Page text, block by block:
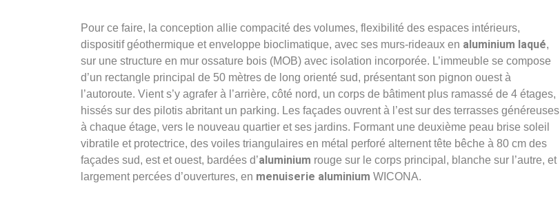
Pour ce faire, la conception allie compacité des volumes, flexibilité des espaces intérieurs,
dispositif géothermique et enveloppe bioclimatique, avec ses murs-rideaux en aluminium laqué,
sur une structure en mur ossature bois (MOB) avec isolation incorporée. L’immeuble se compose
d’un rectangle principal de 50 mètres de long orienté sud, présentant son pignon ouest à
l’autoroute. Vient s’y agrafer à l’arrière, côté nord, un corps de bâtiment plus ramassé de 4 étages,
hissés sur des pilotis abritant un parking. Les façades ouvrent à l’est sur des terrasses généreuses
à chaque étage, vers le nouveau quartier et ses jardins. Formant une deuxième peau brise soleil
vibratile et protectrice, des voiles triangulaires en métal perforé alternent tête bêche à 80 cm des
façades sud, est et ouest, bardées d’aluminium rouge sur le corps principal, blanche sur l’autre, et
largement percées d’ouvertures, en menuiserie aluminium WICONA.